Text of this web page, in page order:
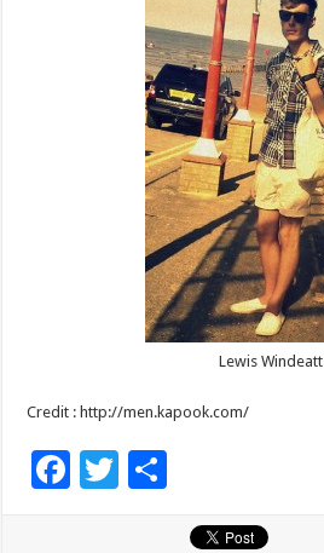
Lewis Windeatt
Credit : http://men.kapook.com/
F
T